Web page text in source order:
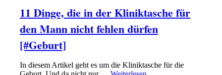
11 Dinge, die in der Kliniktasche für
den Mann nicht fehlen dürfen
[#Geburt]
In diesem Artikel geht es um die Kliniktasche für die